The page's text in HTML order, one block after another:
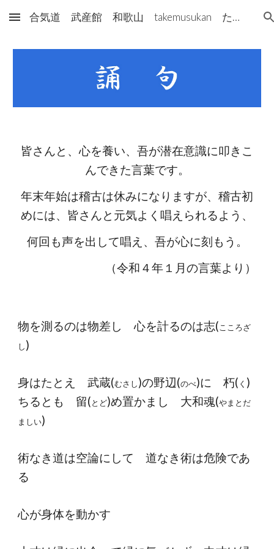
Skip to main content Skip to navigation
合気道 武産館 和歌山 takemusukan たけむすかん
皆さんと、心を養い、吾が潜在意識に叩きこ
んできた言葉です。
年末年始は稽古は休みになりますが、稽古初
めには、皆さんと元気よく唱えられるよう、
何回も声を出して唱え、吾が心に刻もう。
（令和４年１月の言葉より）
物を測るのは物差し 心を計るのは志( こころざ
し)
身はたとえ 武蔵(むさし)の野辺(のべ)に 朽( く )
ちるとも 留(とど)め置かまし 大和魂(やまとだ
ましい)
術なき道は空論にして 道なき術は危険であ
る
心が身体を動かす